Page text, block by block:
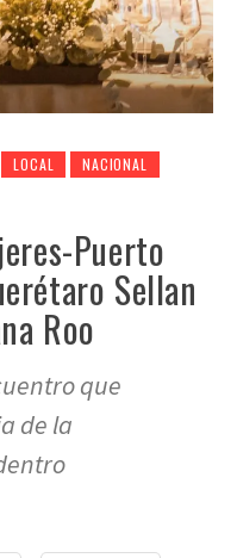
LOCAL
NACIONAL
Puerto
Sellan
Roo
que
de la